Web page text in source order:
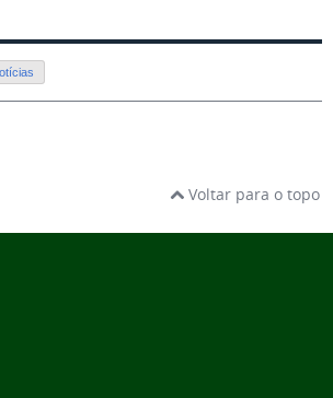
Voltar para o topo